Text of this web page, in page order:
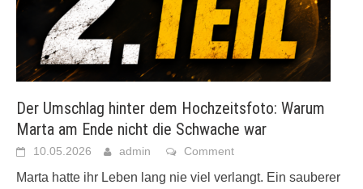
Der Umschlag hinter dem Hochzeitsfoto: Warum
Marta am Ende nicht die Schwache war
10.05.2026 admin Comment
Marta hatte ihr Leben lang nie viel verlangt. Ein sauberer